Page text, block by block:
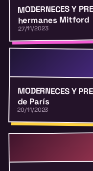
MODERNECES Y
hermanes Mitford
27/11/2023
MODERNECES Y
de París
20/11/2023